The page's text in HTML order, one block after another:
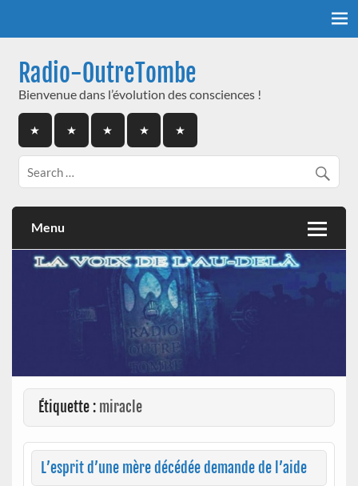
Radio-OutreTombe
Bienvenue dans l’évolution des consciences !
Menu
Étiquette : miracle
L’esprit d’une mère décédée demande de l’aide